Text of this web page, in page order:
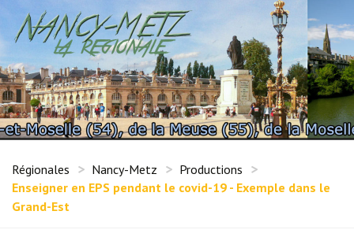
Régionales Nancy-Metz
Productions
Enseigner en EPS pendant le covid-19 - Exemple dans le
Grand-Est